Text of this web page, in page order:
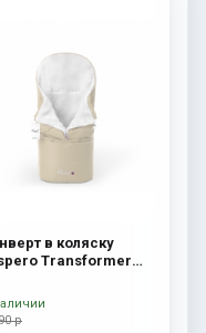
в коляску
Transformer
шерсть) Beige
р